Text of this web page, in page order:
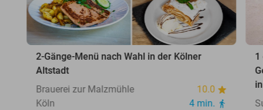
2-Gänge-Menü nach Wahl in der Kölner
Altstadt
Brauerei zur Malzmühle
10.0
Köln
4 min.
1